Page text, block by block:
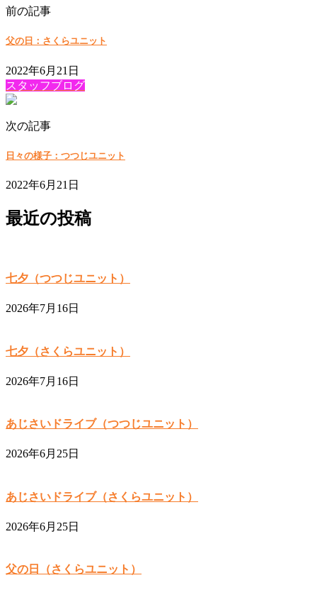
前の記事
父の日：さくらユニット
2022年6月21日
スタッフブログ
次の記事
日々の様子：つつじユニット
2022年6月21日
最近の投稿
七夕（つつじユニット）
2026年7月16日
七夕（さくらユニット）
2026年7月16日
あじさいドライブ（つつじユニット）
2026年6月25日
あじさいドライブ（さくらユニット）
2026年6月25日
父の日（さくらユニット）